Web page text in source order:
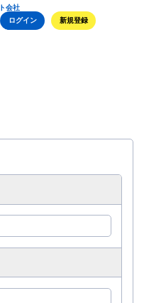
会社
ログイン
新規登録